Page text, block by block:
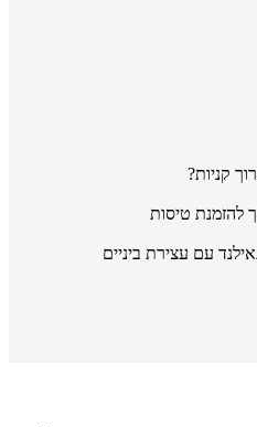
קניות?
להזמנת טיסות
עם עצירת ביניים